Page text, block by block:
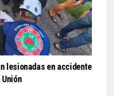
lesionadas en accidente